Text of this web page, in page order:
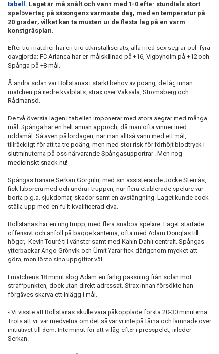
tabell . Laget är målsnålt och vann med 1-0 efter stundtals stort
spelövertag på säsongens varmaste dag, med en temperatur på
20 grader, vilket kan ta musten ur de flesta lag på en varm
konstgräsplan.
Efter tio matcher har en trio utkristalliserats, alla med sex segrar och fyra
oavgjorda: FC Arlanda har en målskillnad på +16, Vigbyholm på +12 och
Spånga på +8 mål.
Å andra sidan var Bollstanäs i starkt behov av poäng, de låg innan
matchen på nedre kvalplats, strax över Vaksala, Strömsberg och
Rådmansö.
De två översta lagen i tabellen imponerar med stora segrar med många
mål. Spånga har en helt annan approch, då man ofta vinner med
uddamål. Så även på lördagen, när man alltså vann med ett mål,
tillräckligt för att ta tre poäng, men med stor risk för förhöjt blodtryck i
slutminuterna på oss närvarande Spångasupportrar . Men nog
medicinskt snack nu!
Spångas tränare Serkan Görgülü, med sin assisterande Jocke Sternås,
fick laborera med och ändra i truppen, när flera etablerade spelare var
borta p.g.a. sjukdomar, skador samt en avstängning. Laget kunde dock
ställa upp med en fullt kvalificerad elva.
Bollstanäs har en ung trupp, med flera snabba spelare. Laget startade
offensivt och anföll på bägge kanterna, ofta med Adam Douglas till
höger, Kevin Touré till vänster samt med Kahin Dahir centralt. Spångas
ytterbackar Ango Grönvik och Ümit Yarar fick därigenom mycket att
göra, men löste sina uppgifter väl.
I matchens 18 minut slog Adam en farlig passning från sidan mot
straffpunkten, dock utan direkt adressat. Strax innan försökte han
förgäves skarva ett inlägg i mål.
- Vi visste att Bollstanäs skulle vara påkopplade första 20-30 minuterna.
Trots att vi var medvetna om det så var vi inte på tårna och lämnade över
initiativet till dem. Inte minst för att vi låg efter i presspelet, inleder
Serkan.